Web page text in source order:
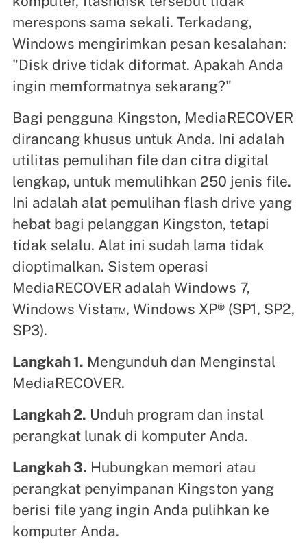
merespons sama sekali. Terkadang,
Windows mengirimkan pesan kesalahan:
"Disk drive tidak diformat. Apakah Anda
ingin memformatnya sekarang?"
Bagi pengguna Kingston, MediaRECOVER
dirancang khusus untuk Anda. Ini adalah
utilitas pemulihan file dan citra digital
lengkap, untuk memulihkan 250 jenis file.
Ini adalah alat pemulihan flash drive yang
hebat bagi pelanggan Kingston, tetapi
tidak selalu. Alat ini sudah lama tidak
dioptimalkan. Sistem operasi
MediaRECOVER adalah Windows 7,
Windows Vista™, Windows XP® (SP1, SP2,
SP3).
Langkah 1. Mengunduh dan Menginstal
MediaRECOVER.
Langkah 2. Unduh program dan instal
perangkat lunak di komputer Anda.
Langkah 3. Hubungkan memori atau
perangkat penyimpanan Kingston yang
berisi file yang ingin Anda pulihkan ke
komputer Anda.